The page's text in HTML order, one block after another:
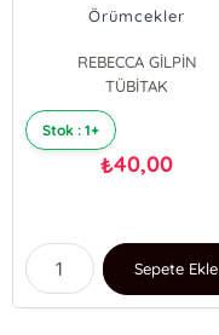
Örümcekler
REBECCA GİLPİN
TÜBİTAK
Stok : 1+
₺40,00
Sepete Ekle